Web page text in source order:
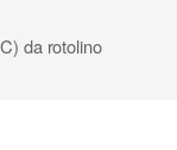
da rotolino